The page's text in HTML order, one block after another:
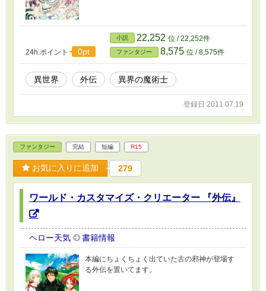
24h.ポイント 0pt
小説 22,252 位 / 22,252件
ファンタジー 8,575 位 / 8,575件
異世界 外伝 異界の魔術士
登録日 2011.07.19
ファンタジー 完結 短編 R15
お気に入りに追加 279
ワールド・カスタマイズ・クリエーター 『外伝』
ヘロー天気 書籍情報
本編にちょくちょく出ていた古の邪神が登場す
る外伝を置いてます。